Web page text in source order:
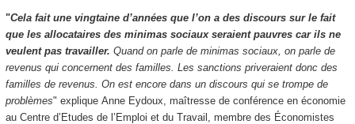
"Cela fait une vingtaine d’années que l’on a des discours sur le fait
que les allocataires des minimas sociaux seraient pauvres car ils ne
veulent pas travailler. Quand on parle de minimas sociaux, on parle de
revenus qui concernent des familles. Les sanctions priveraient donc des
familles de revenus. On est encore dans un discours qui se trompe de
problèmes" explique Anne Eydoux, maîtresse de conférence en économie
au Centre d’Etudes de l’Emploi et du Travail, membre des Économistes